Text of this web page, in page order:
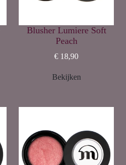
Blusher Lumiere Soft
Peach
€ 18,90
Bekijken